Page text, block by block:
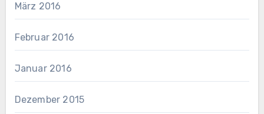
März 2016
Februar 2016
Januar 2016
Dezember 2015